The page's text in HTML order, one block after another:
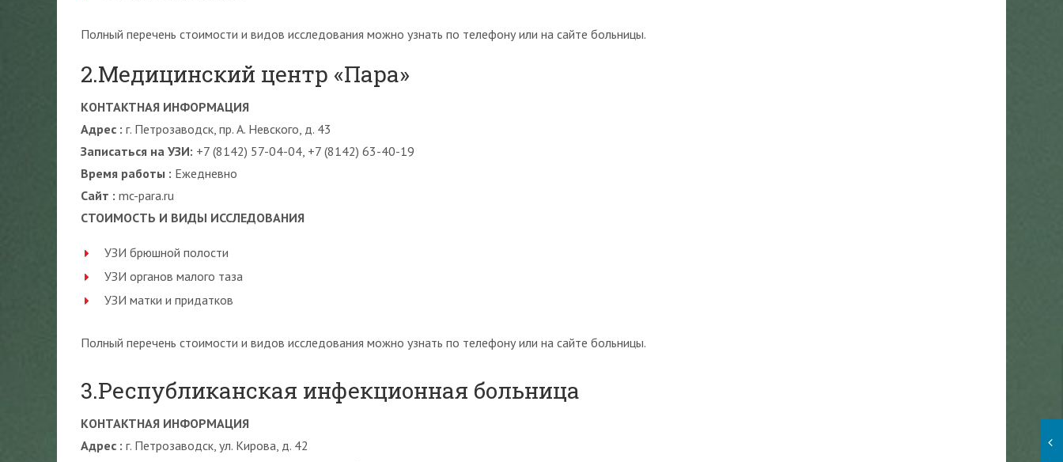
Полный перечень стоимости и видов исследования можно узнать по телефону или на сайте больницы.
2.Медицинский центр «Пара»
КОНТАКТНАЯ ИНФОРМАЦИЯ
Адрес : г. Петрозаводск, пр. А. Невского, д. 43
Записаться на УЗИ: +7 (8142) 57-04-04, +7 (8142) 63-40-19
Время работы : Ежедневно
Сайт : mc-para.ru
СТОИМОСТЬ И ВИДЫ ИССЛЕДОВАНИЯ
УЗИ брюшной полости
УЗИ органов малого таза
УЗИ матки и придатков
Полный перечень стоимости и видов исследования можно узнать по телефону или на сайте больницы.
3.Республиканская инфекционная больница
КОНТАКТНАЯ ИНФОРМАЦИЯ
Адрес : г. Петрозаводск, ул. Кирова, д. 42